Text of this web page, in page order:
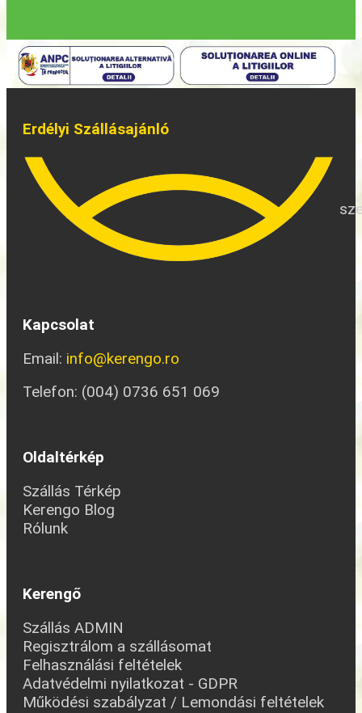
Erdélyi Szállásajánló
Kapcsolat
Email: info@kerengo.ro
Telefon: (004) 0736 651 069
Oldaltérkép
Szállás Térkép
Kerengo Blog
Rólunk
Kerengő
Szállás ADMIN
Regisztrálom a szállásomat
Felhasználási feltételek
Adatvédelmi nyilatkozat - GDPR
Működési szabályzat / Lemondási feltételek